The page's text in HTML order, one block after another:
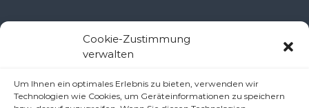
Cookie-Zustimmung
verwalten
Um Ihnen ein optimales Erlebnis zu bieten, verwenden wir
Technologien wie Cookies, um Geräteinformationen zu speichern
Kontakt Ramsau
Pfarrer Dr. Slavomír Dlugoš